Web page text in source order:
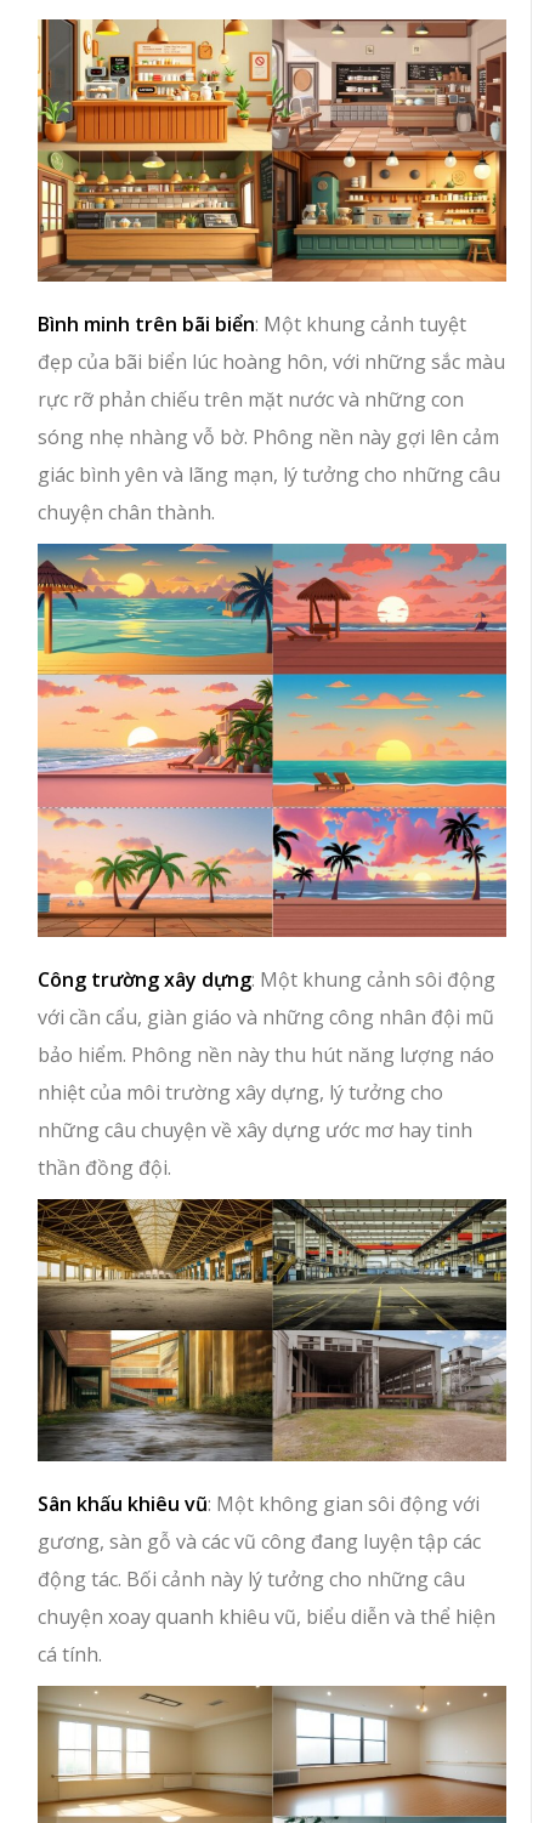
Bình minh trên bãi biển: Một khung cảnh tuyệt
đẹp của bãi biển lúc hoàng hôn, với những sắc màu
rực rỡ phản chiếu trên mặt nước và những con
sóng nhẹ nhàng vỗ bờ. Phông nền này gợi lên cảm
giác bình yên và lãng mạn, lý tưởng cho những câu
chuyện chân thành.
Công trường xây dựng: Một khung cảnh sôi động
với cần cẩu, giàn giáo và những công nhân đội mũ
bảo hiểm. Phông nền này thu hút năng lượng náo
nhiệt của môi trường xây dựng, lý tưởng cho
những câu chuyện về xây dựng ước mơ hay tinh
thần đồng đội.
Sân khấu khiêu vũ: Một không gian sôi động với
gương, sàn gỗ và các vũ công đang luyện tập các
động tác. Bối cảnh này lý tưởng cho những câu
chuyện xoay quanh khiêu vũ, biểu diễn và thể hiện
cá tính.